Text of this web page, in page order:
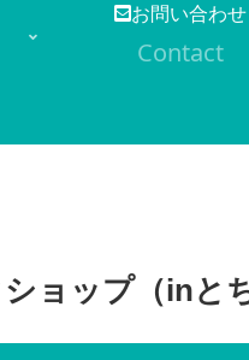
お問い合わせ
Contact
ョップ（inと